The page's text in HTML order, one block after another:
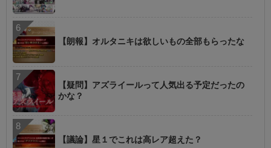
【朗報】オルタニキは欲しいもの全部もらったな
【疑問】アズライールって人気出る予定だったの
かな？
【議論】星１でこれは高レア超えた？